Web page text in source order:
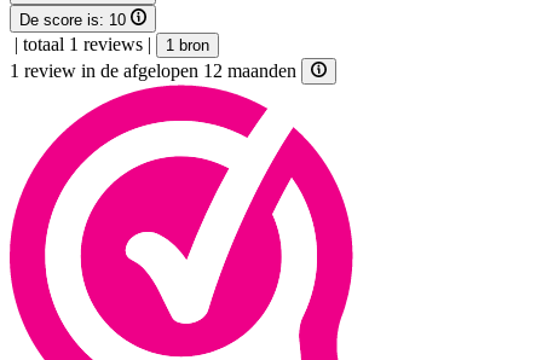
De score is: 10
| totaal 1 reviews | 1 bron
1 review in de afgelopen 12 maanden